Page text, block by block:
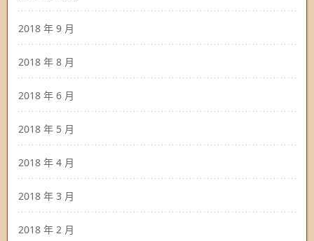
2018 年 9 月
2018 年 8 月
2018 年 6 月
2018 年 5 月
2018 年 4 月
2018 年 3 月
2018 年 2 月